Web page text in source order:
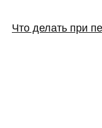
Что делать при